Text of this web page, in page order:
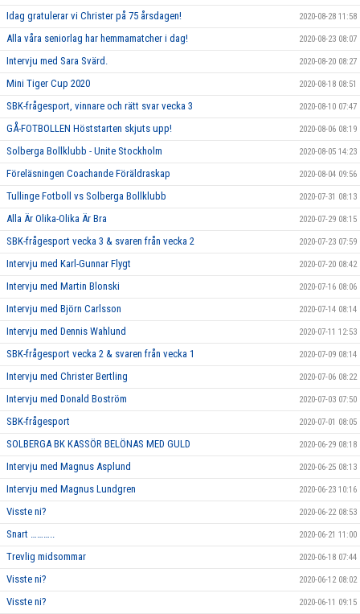
Idag gratulerar vi Christer på 75 årsdagen! 2020-08-28 11:58
Alla våra seniorlag har hemmamatcher i dag! 2020-08-23 08:07
Intervju med Sara Svärd. 2020-08-20 08:27
Mini Tiger Cup 2020 2020-08-18 08:51
SBK-frågesport, vinnare och rätt svar vecka 3 2020-08-10 07:47
GÅ-FOTBOLLEN Höststarten skjuts upp! 2020-08-06 08:19
Solberga Bollklubb - Unite Stockholm 2020-08-05 14:23
Föreläsningen Coachande Föräldraskap 2020-08-04 09:56
Tullinge Fotboll vs Solberga Bollklubb 2020-07-31 08:13
Alla Är Olika-Olika Är Bra 2020-07-29 08:15
SBK-frågesport vecka 3 & svaren från vecka 2 2020-07-23 07:59
Intervju med Karl-Gunnar Flygt 2020-07-20 08:42
Intervju med Martin Blonski 2020-07-16 08:06
Intervju med Björn Carlsson 2020-07-14 08:14
Intervju med Dennis Wahlund 2020-07-11 12:53
SBK-frågesport vecka 2 & svaren från vecka 1 2020-07-09 08:14
Intervju med Christer Bertling 2020-07-06 08:22
Intervju med Donald Boström 2020-07-03 07:50
SBK-frågesport 2020-07-01 08:05
SOLBERGA BK KASSÖR BELÖNAS MED GULD 2020-06-29 08:18
Intervju med Magnus Asplund 2020-06-25 08:13
Intervju med Magnus Lundgren 2020-06-23 10:16
Visste ni? 2020-06-22 08:53
Snart ……….. 2020-06-21 11:00
Trevlig midsommar 2020-06-18 07:44
Visste ni? 2020-06-12 08:02
Visste ni? 2020-06-11 09:15